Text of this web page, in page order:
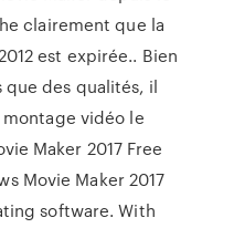
clairement que la
est expirée.. Bien
que des qualités, il
vidéo le
Maker 2017 Free
Movie Maker 2017
software. With